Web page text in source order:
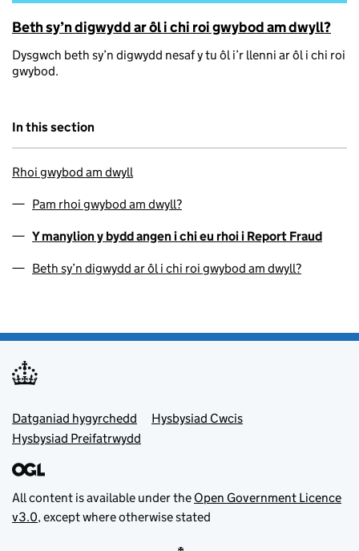
Beth sy’n digwydd ar ôl i chi roi gwybod am dwyll?
Dysgwch beth sy’n digwydd nesaf y tu ôl i’r llenni ar ôl i chi roi
gwybod.
In this section
Rhoi gwybod am dwyll
Pam rhoi gwybod am dwyll?
Y manylion y bydd angen i chi eu rhoi i Report Fraud
Beth sy’n digwydd ar ôl i chi roi gwybod am dwyll?
Footer menu
Datganiad hygyrchedd
Hysbysiad Cwcis
Hysbysiad Preifatrwydd
All content is available under the Open Government Licence
v3.0, except where otherwise stated